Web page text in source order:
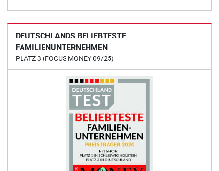
DEUTSCHLANDS BELIEBTESTE
FAMILIENUNTERNEHMEN
PLATZ 3 (FOCUS MONEY 09/25)